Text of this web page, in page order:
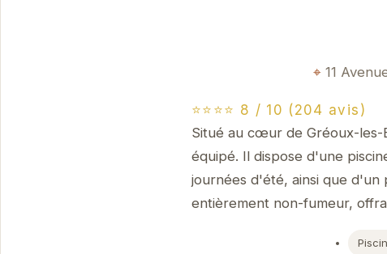
11
⭐⭐⭐⭐ 8 / 10 (204 avis)
Situé au cœur de Gréoux-
équipé. Il dispose d'une
journées d'été, ainsi que
entièrement non-fumeur,